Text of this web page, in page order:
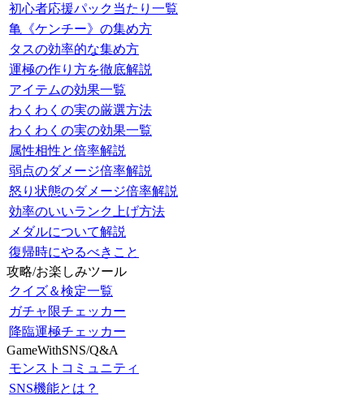
初心者応援パック当たり一覧
亀《ケンチー》の集め方
タスの効率的な集め方
運極の作り方を徹底解説
アイテムの効果一覧
わくわくの実の厳選方法
わくわくの実の効果一覧
属性相性と倍率解説
弱点のダメージ倍率解説
怒り状態のダメージ倍率解説
効率のいいランク上げ方法
メダルについて解説
復帰時にやるべきこと
攻略/お楽しみツール
クイズ＆検定一覧
ガチャ限チェッカー
降臨運極チェッカー
GameWithSNS/Q&A
モンストコミュニティ
SNS機能とは？